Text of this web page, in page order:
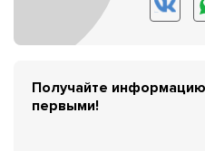
Получайте
первыми!